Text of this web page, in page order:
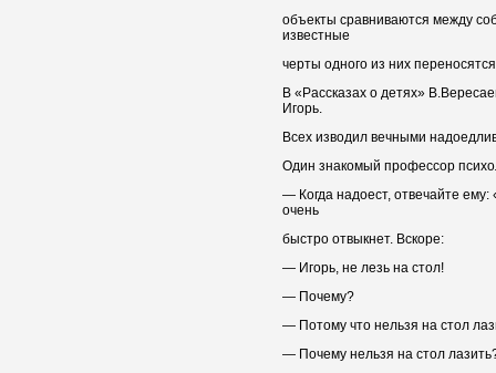
объекты сравниваются между
известные
черты одного из них
В «Рассказах о детях»
Игорь.
Всех изводил вечными
Один знакомый профессор
— Когда надоест, отвечайте
очень
быстро отвыкнет. Вскоре:
— Игорь, не лезь на стол!
— Почему?
— Потому что нельзя на стол
— Почему нельзя на стол